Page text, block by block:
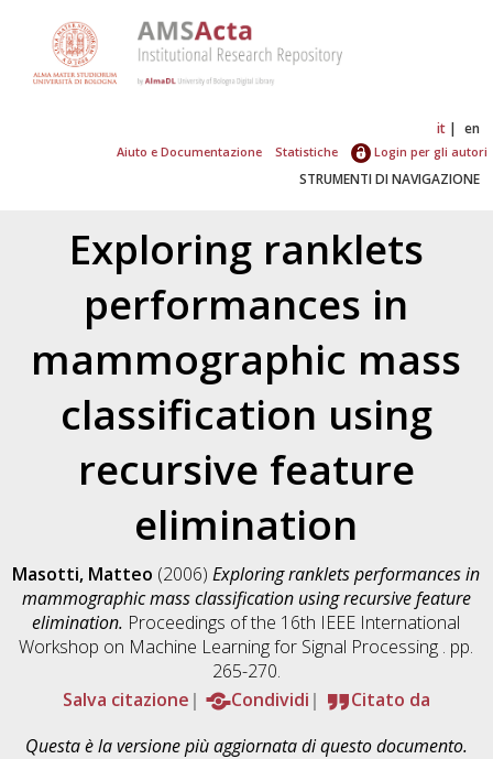
it en
Aiuto e Documentazione Statistiche Login per gli autori
STRUMENTI DI NAVIGAZIONE
Exploring ranklets
performances in
mammographic mass
classification using
recursive feature
elimination
Masotti, Matteo (2006)Exploring ranklets performances in
mammographic mass classification using recursive feature
elimination. Proceedings of the 16th IEEE International
Workshop on Machine Learning for Signal Processing . pp.
265-270.
Salva citazione
Condividi
Citato da
Questa è la versione più aggiornata di questo documento.